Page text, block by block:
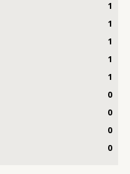
1
1
1
1
1
0
0
0
0